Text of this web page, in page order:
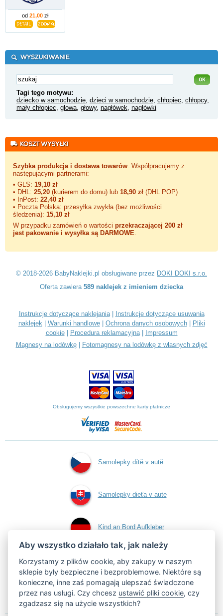
od 21,00 zł
Tagi tego motywu:
dziecko w samochodzie dzieci w samochodzie chłopiec chłopcy,
mały chłopiec głowa głowy, nagłówek nagłówki
Szybka produkcja i dostawa towarów . Współpracujemy z
następującymi partnerami:
• GLS: 19,10 zł
• DHL: 25,20 (kurierem do domu) lub 18,90 zł (DHL POP)
• InPost: 22,40 zł
• Poczta Polska: przesyłka zwykła (bez możliwości
śledzenia): 15,10 zł
W przypadku zamówień o wartości przekraczającej 200 zł
jest pakowanie i wysyłka są DARMOWE
© 2018-2026 BabyNaklejki.pl obsługiwane przez DOKI DOKI s.r.o.
Oferta zawiera 589 naklejek z imieniem dziecka
Instrukcje dotyczące naklejania|
Instrukcje dotyczące usuwania
naklejek| Warunki handlowe| Ochrona danych osobowych|
Pliki
cookie| Procedura reklamacyjna|
Impressum
Magnesy na lodówkę| Fotomagnesy na lodówkę z własnych zdjęć
Obsługujemy wszystkie powszechne karty płatnicze
Samolepky dítě v autě
Samolepky dieťa v aute
Kind an Bord Aufkleber
Naklejki dziecko w
aucie
Aby wszystko działało tak, jak należy
Korzystamy z plików cookie, aby zakupy w naszym
sklepie były bezpieczne i bezproblemowe. Niektóre są
konieczne, inne zaś pomagają ulepszać świadczone
przez nas usługi. Czy chcesz ustawić pliki cookie, czy
zgadzasz się na użycie wszystkich?